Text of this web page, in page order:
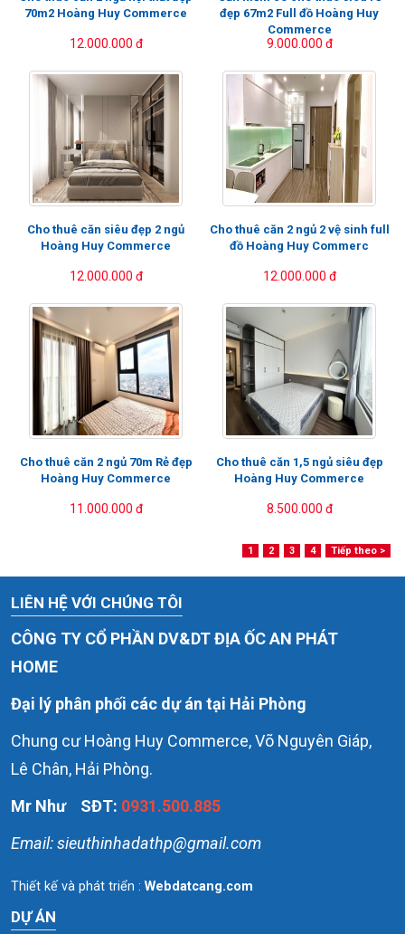
70m2 Hoàng Huy Commerce
12.000.000 đ
đẹp 67m2 Full đồ Hoàng Huy
Commerce
9.000.000 đ
Cho thuê căn siêu đẹp 2 ngủ
Hoàng Huy Commerce
12.000.000 đ
Cho thuê căn 2 ngủ 2 vệ sinh full
đồ Hoàng Huy Commerc
12.000.000 đ
Cho thuê căn 2 ngủ 70m Rẻ đẹp
Hoàng Huy Commerce
11.000.000 đ
Cho thuê căn 1,5 ngủ siêu đẹp
Hoàng Huy Commerce
8.500.000 đ
1 2 3 4 Tiếp theo >
LIÊN HỆ VỚI CHÚNG TÔI
CÔNG TY CỔ PHẦN DV&DT ĐỊA ỐC AN PHÁT
HOME
Đại lý phân phối các dự án tại Hải Phòng
Chung cư Hoàng Huy Commerce, Võ Nguyên Giáp,
Lê Chân, Hải Phòng.
Mr Như SĐT: 0931.500.885
Email: sieuthinhadathp@gmail.com
DỰ ÁN